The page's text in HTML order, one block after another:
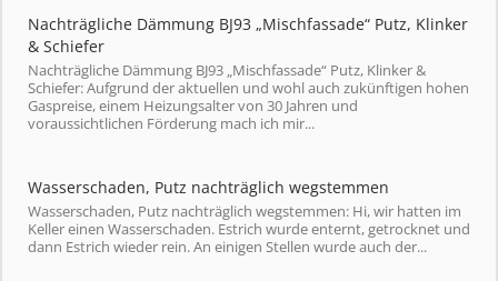
Nachträgliche Dämmung BJ93 „Mischfassade“ Putz, Klinker
& Schiefer
Nachträgliche Dämmung BJ93 „Mischfassade“ Putz, Klinker &
Schiefer: Aufgrund der aktuellen und wohl auch zukünftigen hohen
Gaspreise, einem Heizungsalter von 30 Jahren und
voraussichtlichen Förderung mach ich mir...
Wasserschaden, Putz nachträglich wegstemmen
Wasserschaden, Putz nachträglich wegstemmen: Hi, wir hatten im
Keller einen Wasserschaden. Estrich wurde enternt, getrocknet und
dann Estrich wieder rein. An einigen Stellen wurde auch der...